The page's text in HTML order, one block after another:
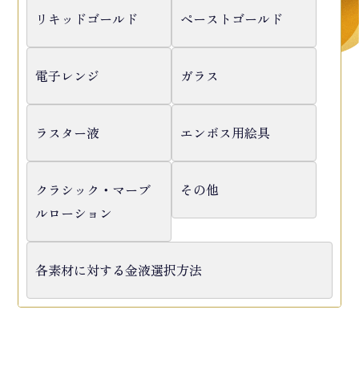
リキッドゴールド ペーストゴールド
電子レンジ ガラス
ラスター液 エンボス用絵具
クラシック・マーブ
ルローション
その他
各素材に対する金液選択方法